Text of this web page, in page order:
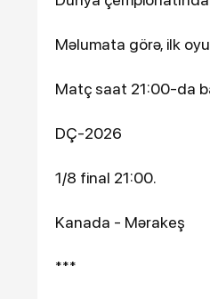
Məlumata görə, ilk
Matç saat 21:00-da
DÇ-2026
1/8 final 21:00.
Kanada - Mərakeş
***